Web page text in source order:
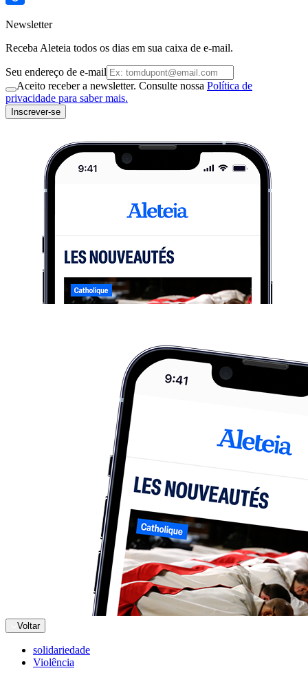
Newsletter
Receba Aleteia todos os dias em sua caixa de e-mail.
Seu endereço de e-mail
Aceito receber a newsletter. Consulte nossa Política de
privacidade para saber mais.
Inscrever-se
Voltar
solidariedade
Violência